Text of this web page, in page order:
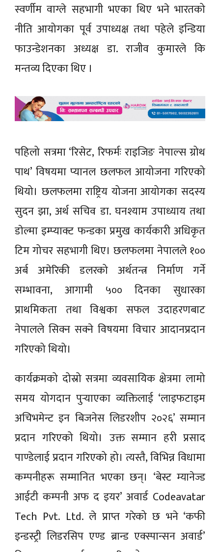
स्वर्णीम वाग्ले सहभागी भएका थिए भने भारतको
नीति आयोगका पूर्व उपाध्यक्ष तथा पहेले इन्डिया
फाउन्डेशनका अध्यक्ष डा. राजीव कुमारले कि
मन्तव्य दिएका थिए ।
पहिलो सत्रमा ‘रिसेट, रिफर्मः राइजिङ नेपाल्स ग्रोथ
पाथ’ विषयमा प्यानल छलफल आयोजना गरिएको
थियो। छलफलमा राष्ट्रिय योजना आयोगका सदस्य
सुदन झा, अर्थ सचिव डा. घनश्याम उपाध्याय तथा
डाेल्मा इम्प्याक्ट फन्डका प्रमुख कार्यकारी अधिकृत
टिम गोचर सहभागी थिए। छलफलमा नेपालले १००
अर्ब अमेरिकी डलरको अर्थतन्त्र निर्माण गर्ने
सम्भावना, आगामी ५०० दिनका सुधारका
प्राथमिकता तथा विश्वका सफल उदाहरणबाट
नेपालले सिक्न सक्ने विषयमा विचार आदानप्रदान
गरिएको थियो।
कार्यक्रमको दोस्रो सत्रमा व्यवसायिक क्षेत्रमा लामो
समय योगदान पुर्‍याएका व्यक्तिलाई ‘लाइफटाइम
अचिभमेन्ट इन बिजनेस लिडरशीप २०२६’ सम्मान
प्रदान गरिएको थियो। उक्त सम्मान हरी प्रसाद
पाण्डेलाई प्रदान गरिएको हो। त्यस्तै, विभिन्न विधामा
कम्पनीहरू सम्मानित भएका छन्। ‘बेस्ट म्यानेज्ड
आईटी कम्पनी अफ द इयर’ अवार्ड Codeavatar
Tech Pvt. Ltd. ले प्राप्त गरेको छ भने ‘कफी
इन्डस्ट्री लिडरसिप एण्ड ब्रान्ड एक्स्पान्सन अवार्ड’